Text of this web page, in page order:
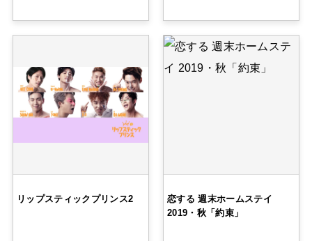
リップスティックプリンス2
恋する 週末ホームステイ
2019・秋「約束」